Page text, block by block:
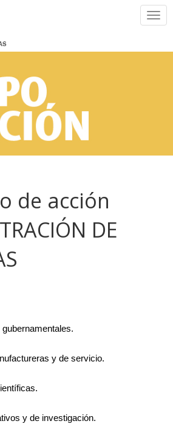
de acción
DE
y de servicio.
y de investigación.